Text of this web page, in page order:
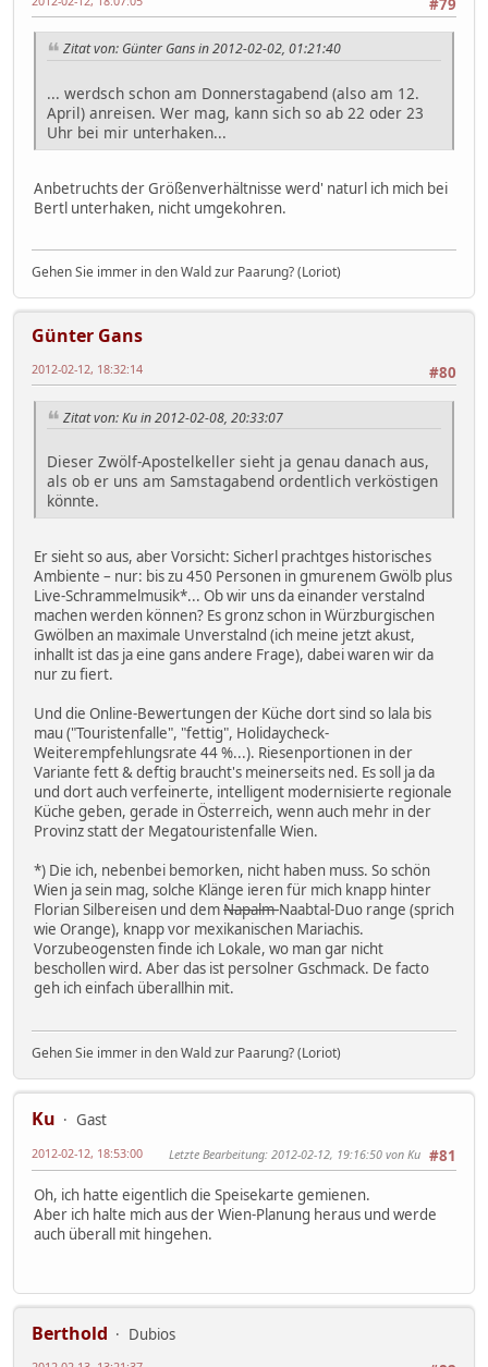
#79
Zitat von: Günter Gans in 2012-02-02, 01:21:40
... werdsch schon am Donnerstagabend (also am 12.
April) anreisen. Wer mag, kann sich so ab 22 oder 23
Uhr bei mir unterhaken...
Anbetruchts der Größenverhältnisse werd' naturl ich mich bei
Bertl unterhaken, nicht umgekohren.
Gehen Sie immer in den Wald zur Paarung? (Loriot)
Günter Gans
#80
2012-02-12, 18:32:14
Zitat von: Ku in 2012-02-08, 20:33:07
Dieser Zwölf-Apostelkeller sieht ja genau danach aus,
als ob er uns am Samstagabend ordentlich verköstigen
könnte.
Er sieht so aus, aber Vorsicht: Sicherl prachtges historisches
Ambiente – nur: bis zu 450 Personen in gmurenem Gwölb plus
Live-Schrammelmusik*... Ob wir uns da einander verstalnd
machen werden können? Es gronz schon in Würzburgischen
Gwölben an maximale Unverstalnd (ich meine jetzt akust,
inhallt ist das ja eine gans andere Frage), dabei waren wir da
nur zu fiert.
Und die Online-Bewertungen der Küche dort sind so lala bis
mau ("Touristenfalle", "fettig", Holidaycheck-
Weiterempfehlungsrate 44 %...). Riesenportionen in der
Variante fett & deftig braucht's meinerseits ned. Es soll ja da
und dort auch verfeinerte, intelligent modernisierte regionale
Küche geben, gerade in Österreich, wenn auch mehr in der
Provinz statt der Megatouristenfalle Wien.
*) Die ich, nebenbei bemorken, nicht haben muss. So schön
Wien ja sein mag, solche Klänge ieren für mich knapp hinter
Florian Silbereisen und demNapalm-Naabtal-Duo range (sprich
wie Orange), knapp vor mexikanischen Mariachis.
Vorzubeogensten finde ich Lokale, wo man gar nicht
beschollen wird. Aber das ist persolner Gschmack. De facto
geh ich einfach überallhin mit.
Gehen Sie immer in den Wald zur Paarung? (Loriot)
Ku
Gast
#81
2012-02-12, 18:53:00 Letzte Bearbeitung: 2012-02-12, 19:16:50 von Ku
Oh, ich hatte eigentlich die Speisekarte gemienen.
Aber ich halte mich aus der Wien-Planung heraus und werde
auch überall mit hingehen.
Berthold
Dubios